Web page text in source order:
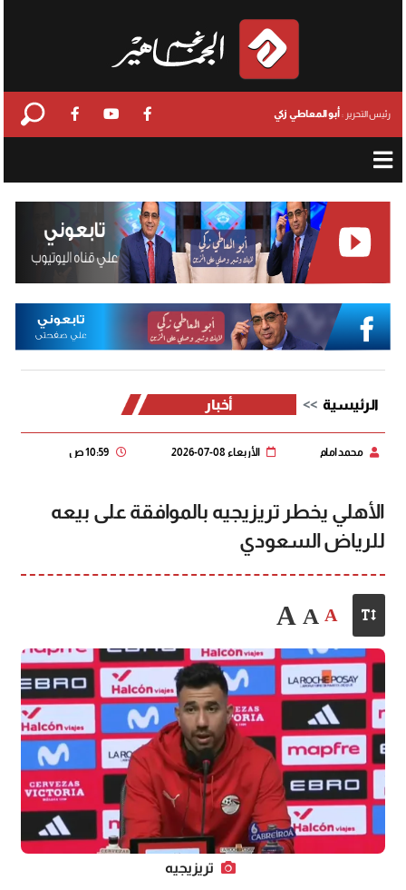
رئيس التحرير : أبو المعاطي زكي
الرئيسية أخبار
محمد امام الأربعاء 08-07-2026 10:59 ص
الأهلي يخطر تريزيجيه بالموافقة على بيعه
للرياض السعودي
A
A
A
تريزيجيه